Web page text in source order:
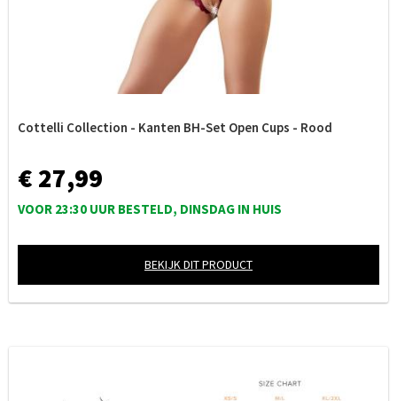
Cottelli Collection - Kanten BH-Set Open Cups - Rood
€ 27,99
VOOR 23:30 UUR BESTELD, DINSDAG IN HUIS
BEKIJK DIT PRODUCT